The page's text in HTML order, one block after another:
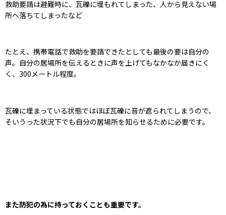
救助要請は避難時に、瓦礫に埋もれてしまった、人から見えない場
所へ落ちてしまったなど
たとえ、携帯電話で救助を要請できたとしても最後の要は自分の
声。自分の居場所を伝えるときに声を上げてもなかなか届きにく
く、300メートル程度。
瓦礫に埋まっている状態ではほぼ瓦礫に音が遮られてしまうので、
そいうった状況下でも自分の居場所を知らせるために必要です。
また防犯の為に持っておくことも重要です。